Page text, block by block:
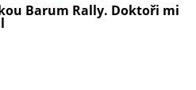
Barum Rally. Doktoři mi